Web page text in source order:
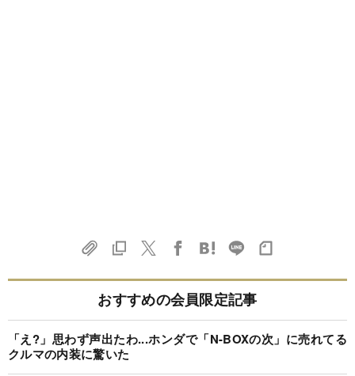
おすすめの会員限定記事
「え?」思わず声出たわ...ホンダで「N-BOXの次」に売れてる
クルマの内装に驚いた